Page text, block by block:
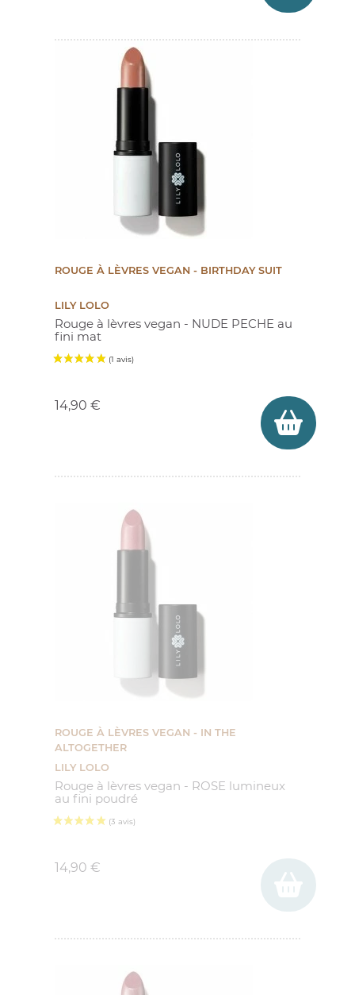
ROUGE À LÈVRES VEGAN - BIRTHDAY SUIT
LILY LOLO
Rouge à lèvres vegan - NUDE PECHE au
fini mat
14,90 €
ROUGE À LÈVRES VEGAN - IN THE
ALTOGETHER
LILY LOLO
Rouge à lèvres vegan - ROSE lumineux
au fini poudré
14,90 €